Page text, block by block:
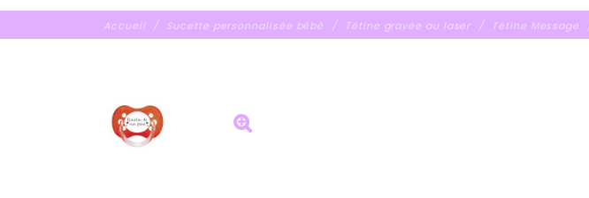
Accueil Sucette personnalisée bébé Tétine gravée au laser Tétine Message